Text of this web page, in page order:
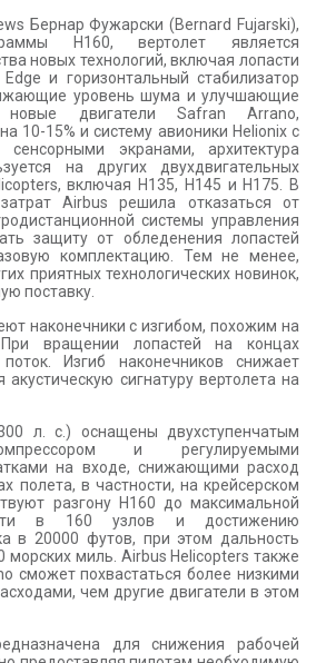
Бернар Фужарски (Bernard Fujarski),
H160, вертолет является
новых технологий, включая лопасти
и горизонтальный стабилизатор
уровень шума и улучшающие
новые двигатели Safran Arrano,
10-15% и систему авионики Helionix с
экранами, архитектура
на других двухдвигательных
включая H135, H145 и H175. В
Airbus решила отказаться от
системы управления
защиту от обледенения лопастей
комплектацию. Тем не менее,
приятных технологических новинок,
поставку.
наконечники с изгибом, похожим на
вращении лопастей на концах
Изгиб наконечников снижает
сигнатуру вертолета на
л. с.) оснащены двухступенчатым
и регулируемыми
на входе, снижающими расход
полета, в частности, на крейсерском
разгону H160 до максимальной
в 160 узлов и достижению
в 20000 футов, при этом дальность
морских миль. Airbus Helicopters также
сможет похвастаться более низкими
чем другие двигатели в этом
для снижения рабочей